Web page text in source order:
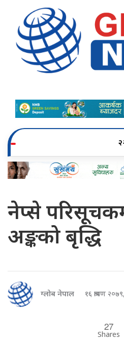
नेप्से
अङ्कको बृद्धि
ग्लोब नेपाल १६ श्रावण
27
Shares